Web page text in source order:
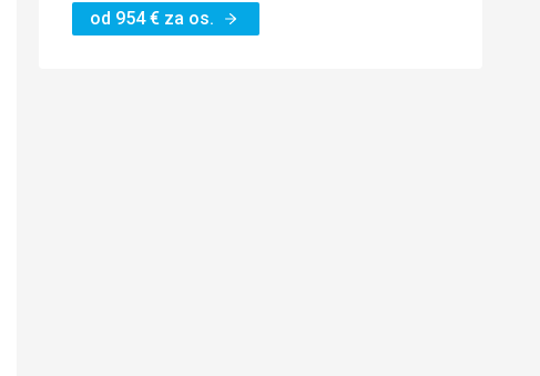
od 954€ za os.